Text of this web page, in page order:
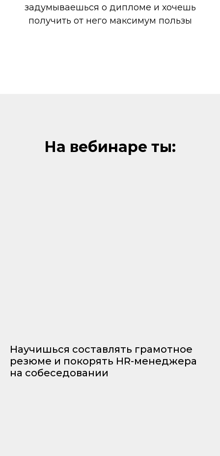
задумываешься о дипломе и хочешь
получить от него максимум пользы
На вебинаре ты:
Научишься составлять грамотное
резюме и покорять HR-менеджера
на собеседовании